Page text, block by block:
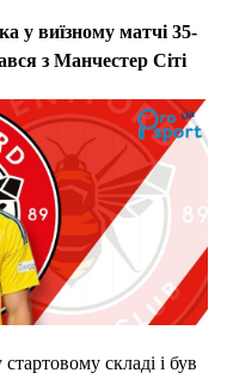
у виїзному матчі 35-
з Манчестер Сіті
складі і був